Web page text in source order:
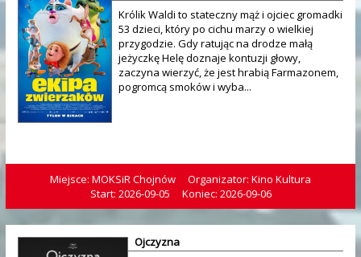
Królik Waldi to stateczny mąż i ojciec gromadki
53 dzieci, który po cichu marzy o wielkiej
przygodzie. Gdy ratując na drodze małą
jeżyczkę Helę doznaje kontuzji głowy,
zaczyna wierzyć, że jest hrabią Farmazonem,
pogromcą smoków i wyba...
Miejsce: MOKSiR Chojnów
Organizator: Kino Kultura
Start: 2026-09-05
Koniec: 2026-09-06
Ojczyzna